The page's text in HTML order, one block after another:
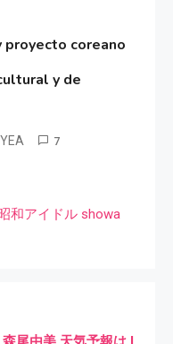
proyecto coreano
y de
7
和アイドル showa